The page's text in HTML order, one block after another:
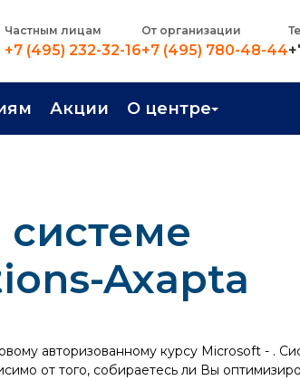
Частным лицам
+7 (495) 232-32-16
От организации
+7 (495) 780-48-44
Акции О центре
О центре
Вакансии
системе
Axapta
авторизованному курсу Microsoft - .
от того, собираетесь ли Вы